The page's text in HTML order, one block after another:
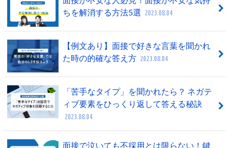
ちを解消する方法5選 2023.08.04
【例文あり】面接で好きな言葉を聞かれ
た時の的確な答え方 2023.08.04
「苦手なタイプ」を聞かれたら？ ネガテ
ィブ要素をひっくり返して答える秘訣
2023.08.04
面接で泣いても不採用とは限らない！鍵